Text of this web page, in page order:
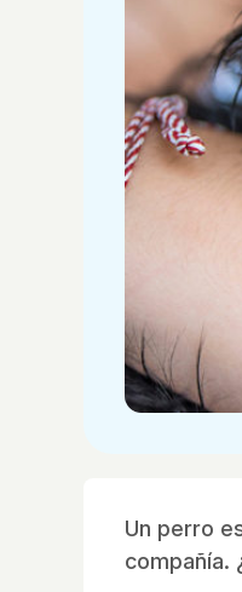
Un perro
compañía.